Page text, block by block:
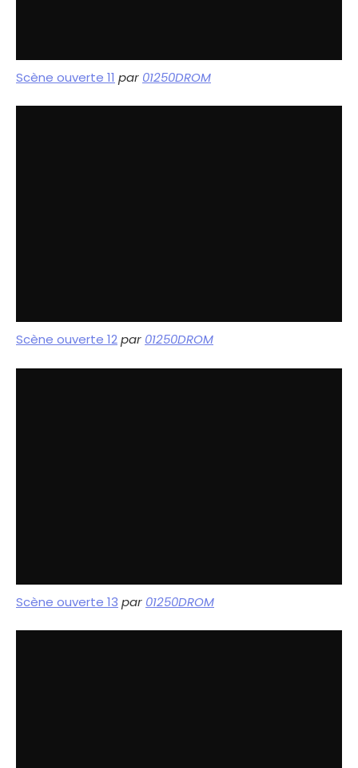
Scène ouverte 11 par 01250DROM
Scène ouverte 12par 01250DROM
Scène ouverte 13 par 01250DROM